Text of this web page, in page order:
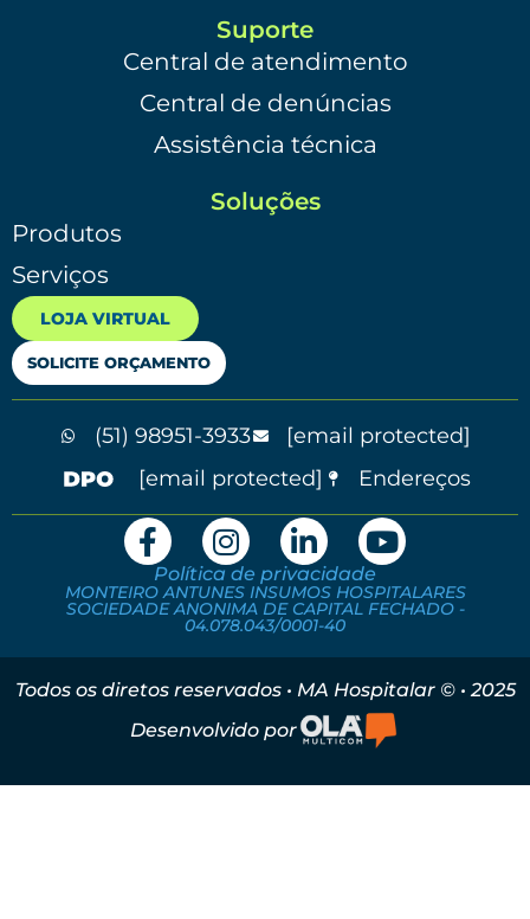
Suporte
Central de atendimento
Central de denúncias
Assistência técnica
Soluções
Produtos
Serviços
LOJA VIRTUAL
SOLICITE ORÇAMENTO
(51) 98951-3933
[email protected]
[email protected]
Endereços
Política de privacidade
MONTEIRO ANTUNES INSUMOS HOSPITALARES
SOCIEDADE ANONIMA DE CAPITAL FECHADO -
04.078.043/0001-40
Todos os diretos reservados • MA Hospitalar © • 2025
Desenvolvido por